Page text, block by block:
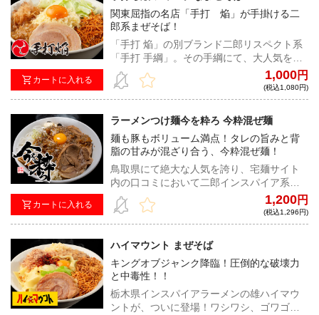
カートに入れる
関東屈指の名店「手打 焔」が手掛ける二
郎系まぜそば！
「手打 焔」の別ブランド二郎リスペクト系
「手打 手綱」。その手綱にて、大人気を誇
るメニュー「ジャンクなまぜそば」が遂に
登場！ ワシワシとした食感の自家製極太麺
は、通常よりも長めの仕上がりとなってい
プ、更には良質な甘みをまとった背脂とよ
く絡み、 ずしりとした重さを箸に感じる逸
品だ。インパクト、中毒性に加えて、焔な
らではの絶妙なバランスを織りなすまぜそ
ばは、大胆さと繊細さを兼ね添えた究極の
1,000円
(税込1,080円)
カートに入れる
ラーメンつけ麺今を粋ろ 今粋混ぜ麺
麺も豚もボリューム満点！タレの旨みと背
脂の甘みが混ざり合う、今粋混ぜ麺！
鳥取県にて絶大な人気を誇り、宅麺サイト
内の口コミにおいて二郎インスパイア系の
中でも食べやすいと評判の「今を粋ろ」か
ら新メニューが登場！ボリューム満点な
300gの麺に濃厚なタレが絡みつく絶妙な味
茹でもやしを入れればさらにボリュームア
ップ！キリッとしたタレに背脂の甘みが感
じ、茹でもやしとの相性も抜群。ブラック
ペッパーが全体を引き締め、さっぱりとし
た仕上がりになるため、想像以上に食べや
1,200円
(税込1,296円)
ハイマウント まぜそば
キングオブジャンク降臨！圧倒的な破壊力
と中毒性！！
栃木県インスパイアラーメンの雄ハイマウ
ントが、ついに登場！ワシワシ、ゴワゴワ